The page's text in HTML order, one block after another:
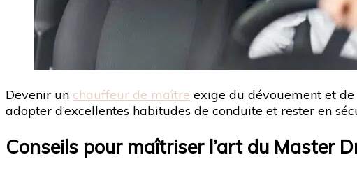
Devenir un chauffeur de maître exige du dévouement et
adopter d’excellentes habitudes de conduite et rester en
Conseils pour maîtriser l’art du Master